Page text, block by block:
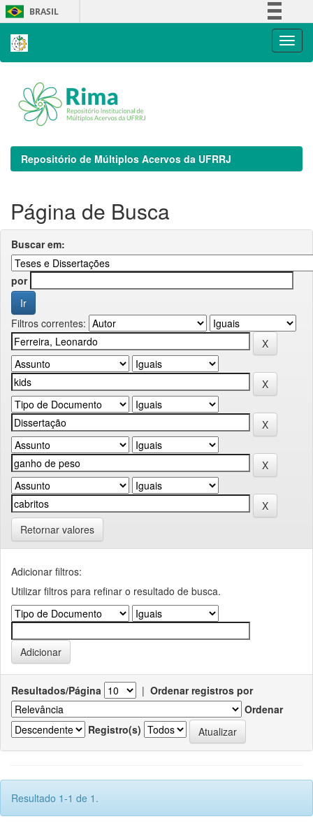
Skip
navigation
BRASIL
Repositório de Múltiplos Acervos da UFRRJ
Página de Busca
Buscar em:
por
Filtros correntes:
Retornar valores
Adicionar filtros:
Utilizar filtros para refinar o resultado de busca.
Resultados/Página | Ordenar registros por
Ordenar
Registro(s)
Resultado 1-1 de 1.